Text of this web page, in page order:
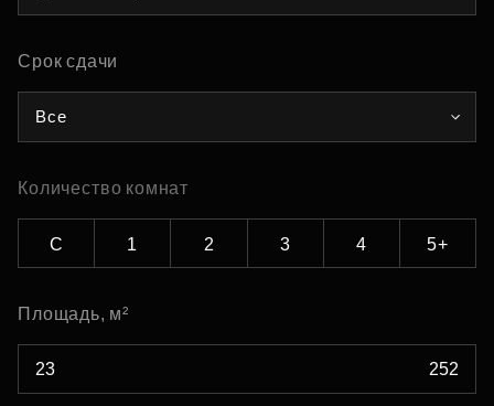
Срок сдачи
Все
Количество комнат
С 1 2 3 4 5+
Площадь, м²